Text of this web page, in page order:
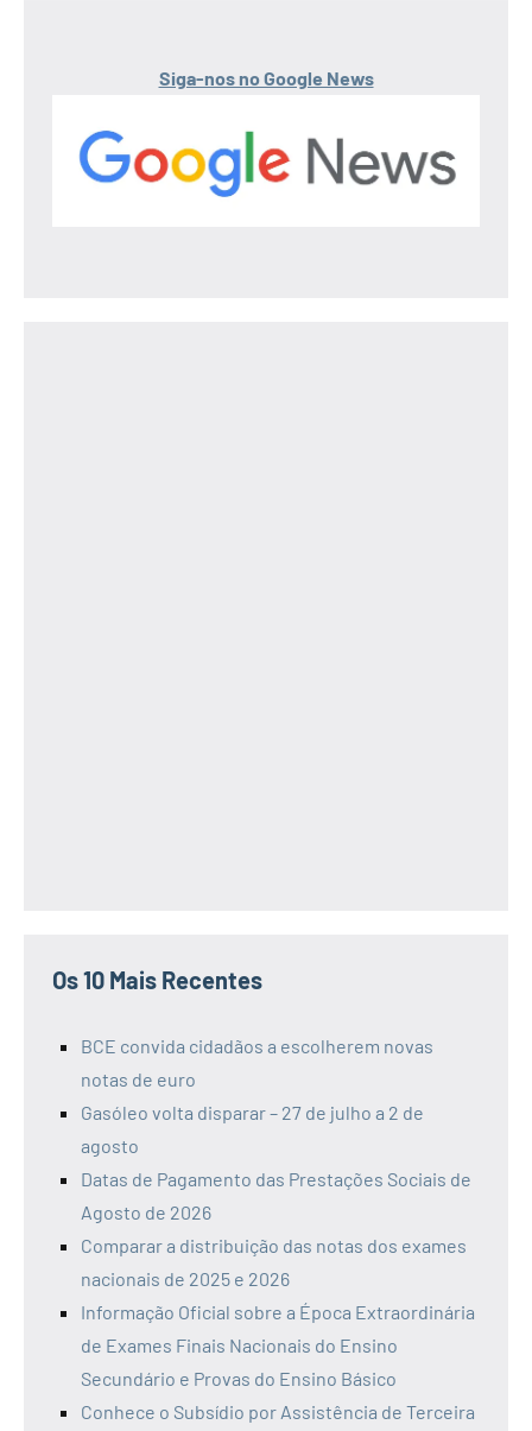
Siga-nos no Google News
Os 10 Mais Recentes
BCE convida cidadãos a escolherem novas
notas de euro
Gasóleo volta disparar – 27 de julho a 2 de
agosto
Datas de Pagamento das Prestações Sociais de
Agosto de 2026
Comparar a distribuição das notas dos exames
nacionais de 2025 e 2026
Informação Oficial sobre a Época Extraordinária
de Exames Finais Nacionais do Ensino
Secundário e Provas do Ensino Básico
Conhece o Subsídio por Assistência de Terceira